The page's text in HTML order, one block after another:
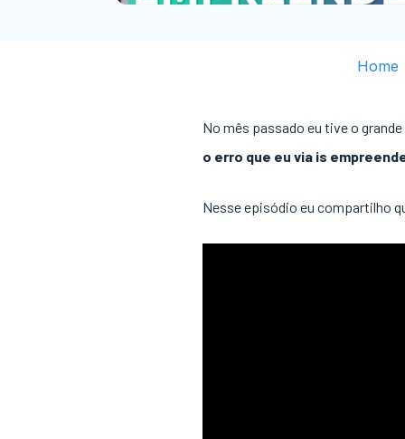
Home
No mês passado eu tive o
o erro que eu via is
Nesse episódio eu compartilho